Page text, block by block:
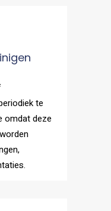
te
omdat deze